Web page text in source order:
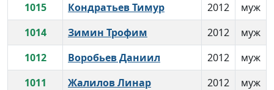
1015
Кондратьев Тимур 2012
муж
1014
Зимин Трофим 2012
муж
1012
Воробьев Даниил 2012
муж
1011
Жалилов Линар 2012
муж